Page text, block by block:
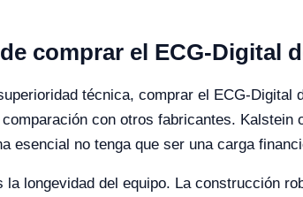
comprar el ECG-Digital
técnica, comprar el ECG-
con otros fabricantes.
esencial no tenga que ser una carga
la longevidad del equipo. La construcción